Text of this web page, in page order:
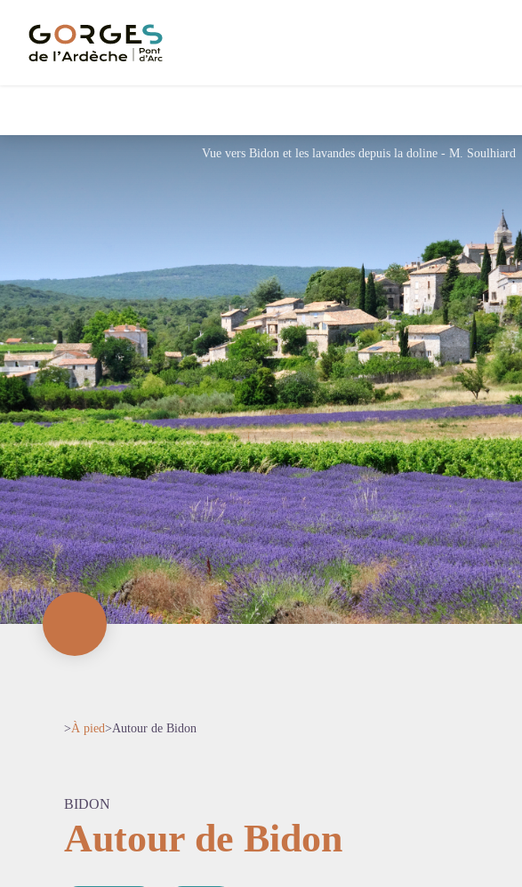
Vue vers Bidon et les lavandes depuis la doline - M. Soulhiard
>À pied>Autour de Bidon
BIDON
Autour de Bidon